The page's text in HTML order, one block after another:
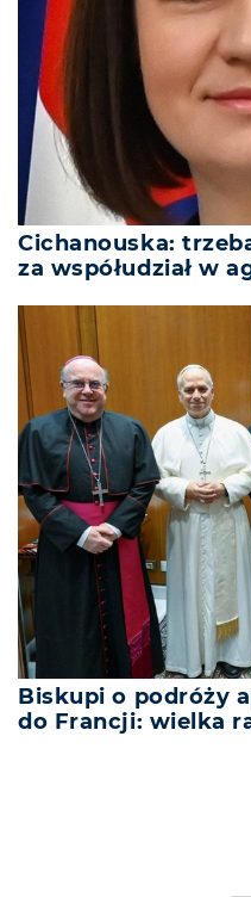
Cichanouska:
za współudział w
Biskupi o podróży
do Francji: wielka